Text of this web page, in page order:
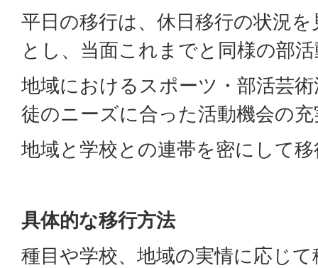
平日の移行は、休日移行の状況
とし、当面これまでと同様の部
地域におけるスポーツ・部活芸
徒のニーズに合った活動機会の
地域と学校との連帯を密にして
具体的な移行方法
種目や学校、地域の実情に応じ